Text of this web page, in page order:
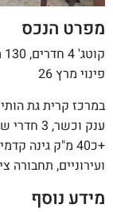
מפרט הנכס
קוטג' 4 חדרים, 130 מ"ר, יש מעלית וחניה
פינוי מרץ 26
+כ40 מ"ק גינה
ועירוניים, תחבורה
מידע נוסף